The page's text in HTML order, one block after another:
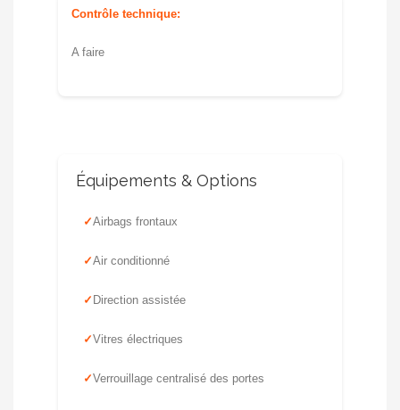
Contrôle technique:
A faire
Équipements & Options
Airbags frontaux
Air conditionné
Direction assistée
Vitres électriques
Verrouillage centralisé des portes